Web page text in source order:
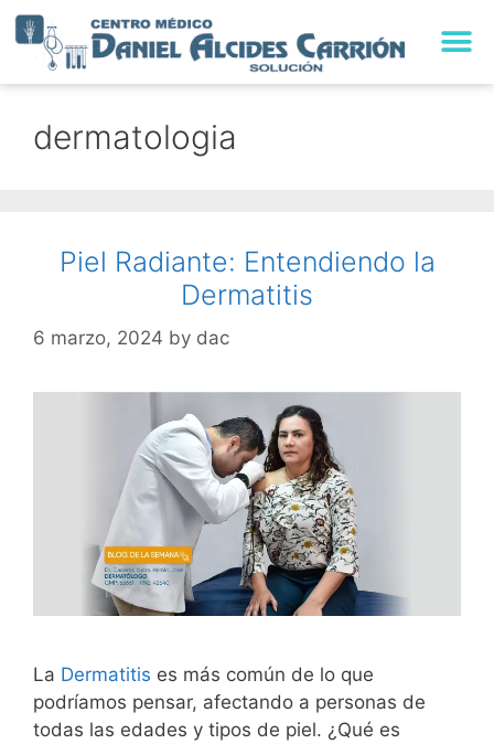
dermatologia
Piel Radiante: Entendiendo la
Dermatitis
6 marzo, 2024 by dac
La Dermatitis es más común de lo que
podríamos pensar, afectando a personas de
todas las edades y tipos de piel. ¿Qué es